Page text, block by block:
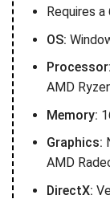
Requires
OS:
Processor:
AMD
Memory:
Graphics:
AMD
DirectX: